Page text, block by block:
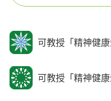
可教授「精神健
可教授「精神健